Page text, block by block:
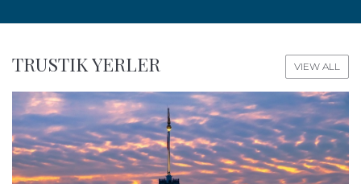
TRUSTIK YERLER VIEW ALL